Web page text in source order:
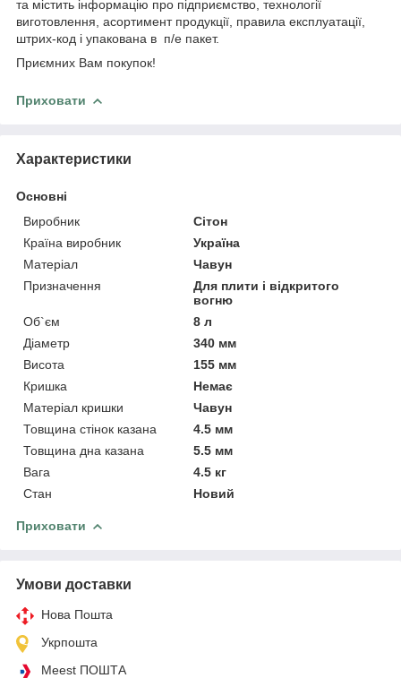
та містить інформацію про підприємство, технології
виготовлення, асортимент продукції, правила експлуатації,
штрих-код і упакована в п/е пакет.
Приємних Вам покупок!
Приховати
Характеристики
Основні
Виробник
Сітон
Країна виробник
Україна
Матеріал
Чавун
Призначення
Для плити і відкритого
вогню
Об`єм
8 л
Діаметр
340 мм
Висота
155 мм
Кришка
Немає
Матеріал кришки
Чавун
Товщина стінок казана
4.5 мм
Товщина дна казана
5.5 мм
Вага
4.5 кг
Стан
Новий
Приховати
Умови доставки
Нова Пошта
Укрпошта
Meest ПОШТА